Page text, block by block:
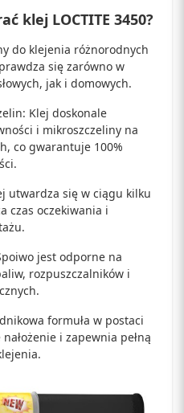
klej LOCTITE 3450?
do klejenia różnorodnych
się zarówno w
jak i domowych.
Klej doskonale
i mikroszczeliny na
co gwarantuje 100%
utwardza się w ciągu kilku
czas oczekiwania i
jest odporne na
rozpuszczalników i
formuła w postaci
i zapewnia pełną